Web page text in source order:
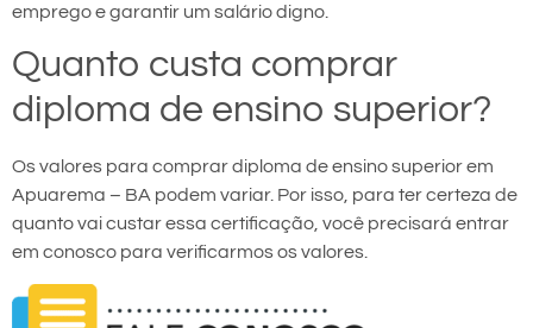
emprego e garantir um salário digno.
Quanto custa comprar
diploma de ensino superior?
Os valores para comprar diploma de ensino superior em
Apuarema – BA podem variar. Por isso, para ter certeza de
quanto vai custar essa certificação, você precisará entrar
em conosco para verificarmos os valores.